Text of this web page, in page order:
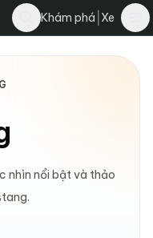
Khám phá Xe
nhìn nổi bật và thảo